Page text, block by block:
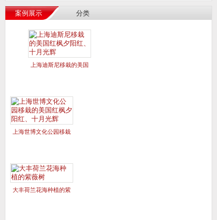
案例展示 分类
上海迪斯尼移栽的美国
上海世博文化公园移栽
大丰荷兰花海种植的紫